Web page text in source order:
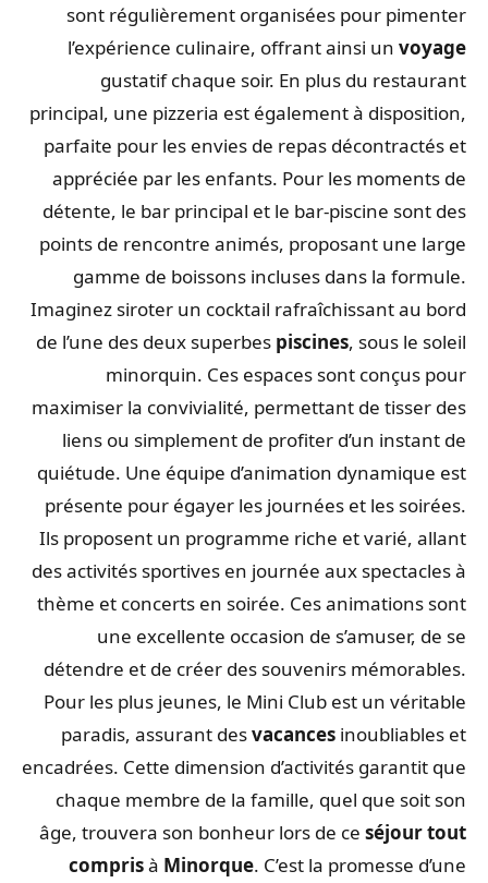
sont régulièrement organisées pour pimenter
l’expérience culinaire, offrant ainsi unvoyage
gustatif chaque soir. En plus du restaurant
principal, une pizzeria est également à disposition,
parfaite pour les envies de repas décontractés et
appréciée par les enfants. Pour les moments de
détente, le bar principal et le bar-piscine sont des
points de rencontre animés, proposant une large
gamme de boissons incluses dans la formule.
Imaginez siroter un cocktail rafraîchissant au bord
de l’une des deux superbespiscines , sous le soleil
minorquin. Ces espaces sont conçus pour
maximiser la convivialité, permettant de tisser des
liens ou simplement de profiter d’un instant de
quiétude. Une équipe d’animation dynamique est
présente pour égayer les journées et les soirées.
Ils proposent un programme riche et varié, allant
des activités sportives en journée aux spectacles à
thème et concerts en soirée. Ces animations sont
une excellente occasion de s’amuser, de se
détendre et de créer des souvenirs mémorables.
Pour les plus jeunes, le Mini Club est un véritable
paradis, assurant desvacances inoubliables et
encadrées. Cette dimension d’activités garantit que
chaque membre de la famille, quel que soit son
âge, trouvera son bonheur lors de ceséjour tout
comprisàMinorque . C’est la promesse d’une